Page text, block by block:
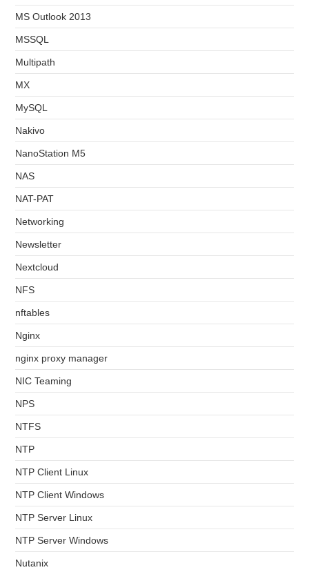
MS Outlook 2013
MSSQL
Multipath
MX
MySQL
Nakivo
NanoStation M5
NAS
NAT-PAT
Networking
Newsletter
Nextcloud
NFS
nftables
Nginx
nginx proxy manager
NIC Teaming
NPS
NTFS
NTP
NTP Client Linux
NTP Client Windows
NTP Server Linux
NTP Server Windows
Nutanix